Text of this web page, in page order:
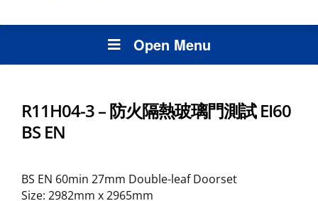
Open Menu
R11H04-3 – 防火隔熱玻璃門測試 EI60
BS EN
BS EN 60min 27mm Double-leaf Doorset
Size: 2982mm x 2965mm